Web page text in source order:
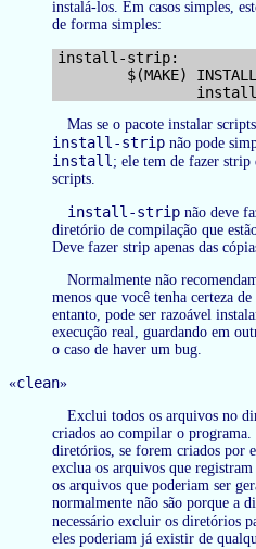
instalá-los. Em casos simples,
de forma simples:
install-strip:
$(MAKE)
Mas se o pacote instalar
install-strip não pode
install; ele tem de fazer strip
scripts.
install-strip não deve
diretório de compilação que
Deve fazer strip apenas das
Normalmente não
menos que você tenha certeza
entanto, pode ser razoável
execução real, guardando em
o caso de haver um bug.
«clean»
Exclui todos os arquivos no
criados ao compilar o
diretórios, se forem criados por
exclua os arquivos que
os arquivos que poderiam ser
normalmente não são porque a
necessário excluir os diretórios
eles poderiam já existir de